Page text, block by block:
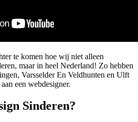
te komen hoe wij niet alleen
maar in heel Nederland! Zo hebben
Varsselder En Veldhunten en Ulft
een webdesigner.
Sinderen?